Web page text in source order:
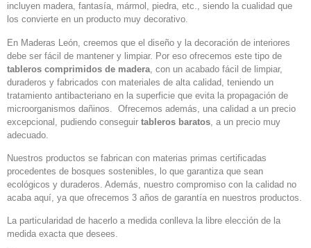
incluyen madera, fantasía, mármol, piedra, etc., siendo la cualidad que
los convierte en un producto muy decorativo.
En Maderas León, creemos que el diseño y la decoración de interiores
debe ser fácil de mantener y limpiar. Por eso ofrecemos este tipo de
tableros comprimidos de madera , con un acabado fácil de limpiar,
duraderos y fabricados con materiales de alta calidad, teniendo un
tratamiento antibacteriano en la superficie que evita la propagación de
microorganismos dañinos. Ofrecemos además, una calidad a un precio
excepcional, pudiendo conseguir tableros baratos , a un precio muy
adecuado.
Nuestros productos se fabrican con materias primas certificadas
procedentes de bosques sostenibles, lo que garantiza que sean
ecológicos y duraderos. Además, nuestro compromiso con la calidad no
acaba aquí, ya que ofrecemos 3 años de garantía en nuestros productos.
La particularidad de hacerlo a medida conlleva la libre elección de la
medida exacta que desees.